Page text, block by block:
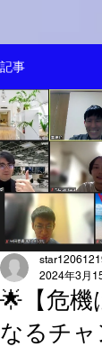
記事
🌟【危機
なるチ
2024年3月